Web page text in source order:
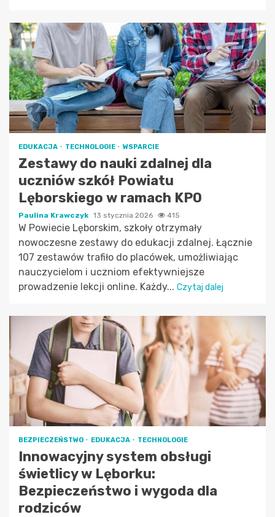
EDUKACJA TECHNOLOGIE WSPARCIE
Zestawy do nauki zdalnej dla
uczniów szkół Powiatu
Lęborskiego w ramach KPO
Paulina Krawczyk 13 stycznia 2026 415
W Powiecie Lęborskim, szkoły otrzymały
nowoczesne zestawy do edukacji zdalnej. Łącznie
107 zestawów trafiło do placówek, umożliwiając
nauczycielom i uczniom efektywniejsze
prowadzenie lekcji online. Każdy... Czytaj dalej
BEZPIECZEŃSTWO EDUKACJA TECHNOLOGIE
Innowacyjny system obsługi
świetlicy w Lęborku:
Bezpieczeństwo i wygoda dla
rodziców